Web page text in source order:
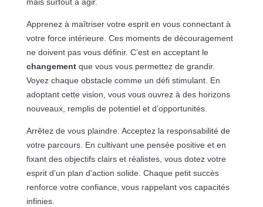
mais surtout à agir.
Apprenez à maîtriser votre esprit en vous connectant à
votre force intérieure. Ces moments de découragement
ne doivent pas vous définir. C’est en acceptant le
changementque vous vous permettez de grandir.
Voyez chaque obstacle comme un défi stimulant. En
adoptant cette vision, vous vous ouvrez à des horizons
nouveaux, remplis de potentiel et d’opportunités.
Arrêtez de vous plaindre. Acceptez la responsabilité de
votre parcours. En cultivant une pensée positive et en
fixant des objectifs clairs et réalistes, vous dotez votre
esprit d’un plan d’action solide. Chaque petit succès
renforce votre confiance, vous rappelant vos capacités
infinies.